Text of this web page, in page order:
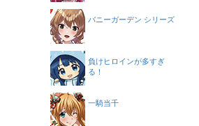
バニーガーデン シリーズ
負けヒロインが多すぎ
る！
一騎当千